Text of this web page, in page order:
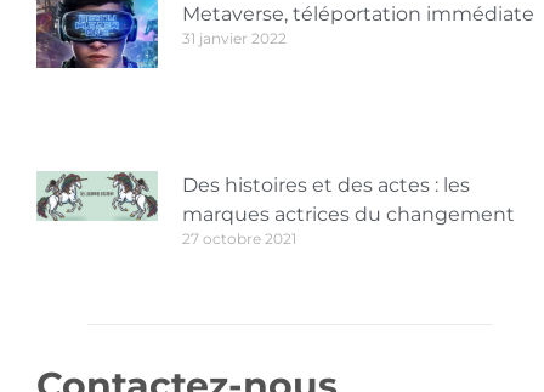
Metaverse, téléportation immédiate
31 janvier 2022
Des histoires et des actes : les
marques actrices du changement
27 octobre 2021